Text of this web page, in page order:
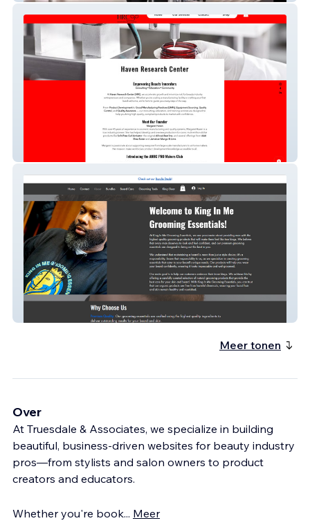
Haven Research Center
King In Me Grooming
Meer tonen
Over
At Truesdale & Associates, we specialize in building
beautiful, business-driven websites for beauty industry
pros—from stylists and salon owners to product
creators and educators.
Whether you're book... Meer